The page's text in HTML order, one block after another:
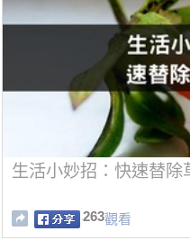
生活小妙招：快速替除
263觀看